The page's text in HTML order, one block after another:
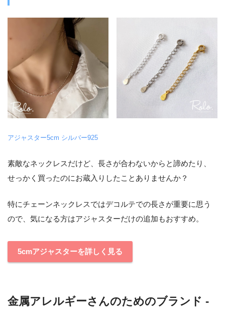
アジャスター5cm シルバー925
素敵なネックレスだけど、長さが合わないからと諦めたり、
せっかく買ったのにお蔵入りしたことありませんか？
特にチェーンネックレスではデコルテでの長さが重要に思う
ので、気になる方はアジャスターだけの追加もおすすめ。
5cmアジャスターを詳しく見る
金属アレルギーさんのためのブランド -